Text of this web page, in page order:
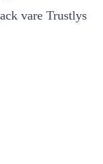
vare Trustlys